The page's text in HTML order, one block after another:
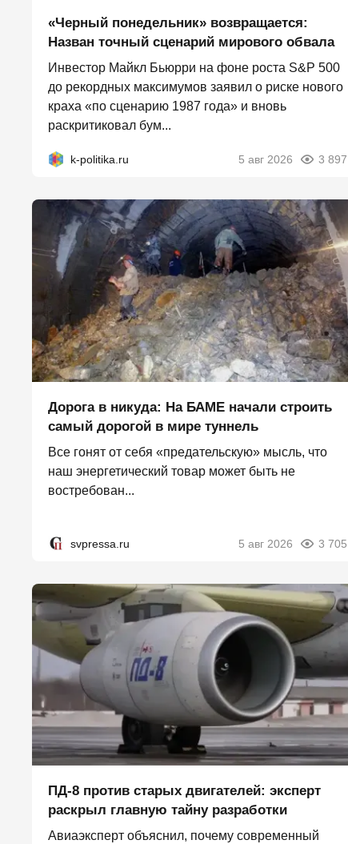
«Черный понедельник» возвращается:
Назван точный сценарий мирового обвала
Инвестор Майкл Бьюрри на фоне роста S&P 500
до рекордных максимумов заявил о риске нового
краха «по сценарию 1987 года» и вновь
раскритиковал бум...
k-politika.ru 5 авг 2026 3 897
Дорога в никуда: На БАМЕ начали строить
самый дорогой в мире туннель
Все гонят от себя «предательскую» мысль, что
наш энергетический товар может быть не
востребован...
svpressa.ru 5 авг 2026 3 705
ПД-8 против старых двигателей: эксперт
раскрыл главную тайну разработки
Авиаэксперт объяснил, почему современный